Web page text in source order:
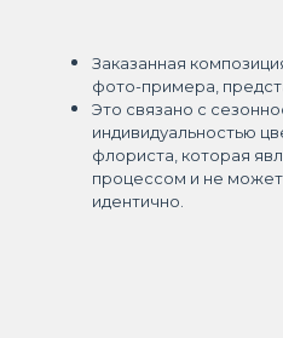
Заказанная
фото-примера,
Это связано с
индивидуальностью
флориста, которая
процессом и не
идентично.